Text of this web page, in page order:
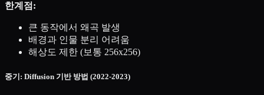
한계점:
큰 동작에서 왜곡 발생
배경과 인물 분리 어려움
해상도 제한 (보통 256x256)
중기: Diffusion 기반 방법 (2022-2023)